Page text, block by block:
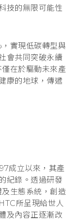
技的無限可能性
實現低碳轉型與
會共同突破永續
在於驅動未來產
康的地球，傳遞
成立以來，其產
紀錄。透過研發
生態系統，創造
所呈現給世人
及內容正逐漸改